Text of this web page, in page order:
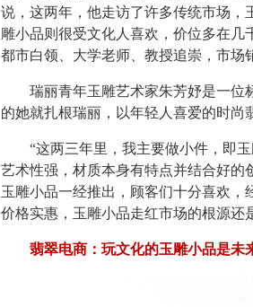
说，这两年，他走访了许多传统市场，
雕小品则很受文化人喜欢，价位多在
都市白领、大学老师、教授追崇，市场
瑞丽青年玉雕艺术家朱芳妤是一位
的她就扎根瑞丽，以年轻人喜爱的时尚
“这两三年里，我主要做小件，即玉
艺术性强，材质本身有特点并结合好的
玉雕小品一经推出，顾客们十分喜欢，
价格实惠，玉雕小品走红市场的根源还
翡翠电商：玩文化的玉雕小品是未